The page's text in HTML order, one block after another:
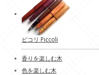
ピコリ Piccoli
香りを楽しむ木
色を楽しむ木